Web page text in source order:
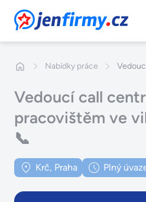
JenFirmy.cz
Nabídky práce
Vedoucí call
pracovištěm ve
📞
Krč, Praha Plný